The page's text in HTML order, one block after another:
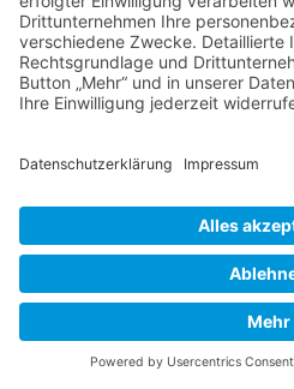
DIE LINKE. Kreisverband Main-Taunus
E-Mail: info@dielinke-mtk.de
2026 - DIE LINKE.
Schließen